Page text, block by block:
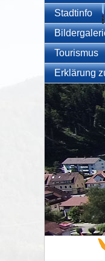
Stadtinfo
Tourismus
Erklärung